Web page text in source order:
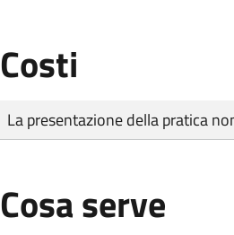
Costi
Tipo di pagamento
Importo
La presentazione della pratica
Cosa serve